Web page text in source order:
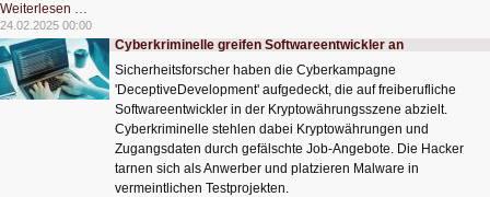
Weiterlesen …
schwieriges
Verhältnis:
TikTok
und
der
Qualitätsjournalismus
24.02.2025 00:00
Cyberkriminelle greifen Softwareentwickler an
Sicherheitsforscher haben die Cyberkampagne
'DeceptiveDevelopment' aufgedeckt, die auf freiberufliche
Softwareentwickler in der Kryptowährungsszene abzielt.
Cyberkriminelle stehlen dabei Kryptowährungen und
Zugangsdaten durch gefälschte Job-Angebote. Die Hacker
tarnen sich als Anwerber und platzieren Malware in
vermeintlichen Testprojekten.